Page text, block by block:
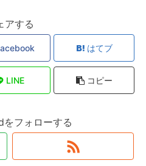
アする
はてブ
LINE コピー
フォローする